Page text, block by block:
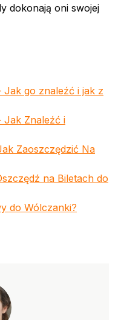
dokonają oni swojej
Jak go znaleźć i jak z
Jak Znaleźć i
Zaoszczędzić Na
na Biletach do
do Wólczanki?